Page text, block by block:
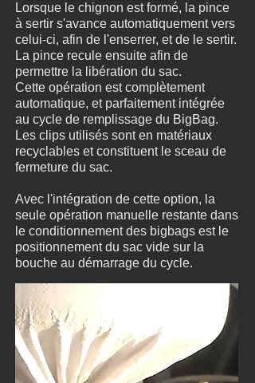
Lorsque le chignon est formé, la pince
à sertir s'avance automatiquement vers
celui-ci, afin de l'enserrer, et de le sertir.
La pince recule ensuite afin de
permettre la libération du sac.
Cette opération est complètement
automatique, et parfaitement intégrée
au cycle de remplissage du BigBag.
Les clips utilisés sont en matériaux
recyclables et constituent le sceau de
fermeture du sac.
Avec l'intégration de cette option, la
seule opération manuelle restante dans
le conditionnement des bigbags est le
positionnement du sac vide sur la
bouche au démarrage du cycle.